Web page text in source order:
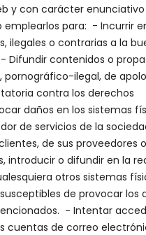
y con carácter
emplearlos para: - Incurrir
ilegales o contrarias a la
Difundir contenidos o
pornográfico-ilegal, de
contra los derechos
daños en los sistemas
de servicios de la
de sus proveedores
introducir o difundir en la
otros sistemas
de provocar los
- Intentar
cuentas de correo